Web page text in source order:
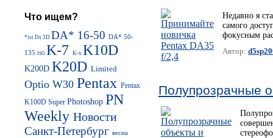
Что ищем?
*ist Ds 3D DA* 16-50 DA* 50-
135 ISO K-7 K-x K10D
K200D K20D Limited
Optio W30 Pentax Pentax
K100D Super Photoshop PN
Weekly Новости
Санкт-Петербург весна
Недавно я
самого
фокусным
Автор:
Полупрозрачные